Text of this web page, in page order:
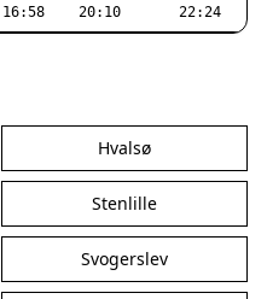
16:58 20:10 22:24
Hvalsø
Stenlille
Svogerslev